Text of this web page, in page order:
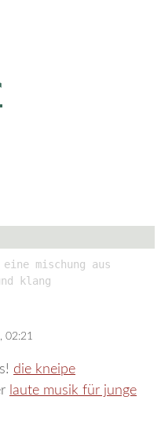
mischung aus
klang
02:21
die kneipe
laute musik für junge